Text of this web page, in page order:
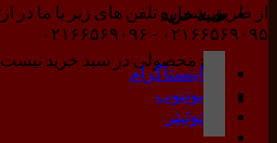
سبد خرید
هیچ محصولی در سبد خرید نیست.
۰۲۱۶۶۵۶۹۰۹۵ - ۰۲۱۶۶۵۶۹۰۹۶
اینستاگرام
یوتیوب
توئیتر